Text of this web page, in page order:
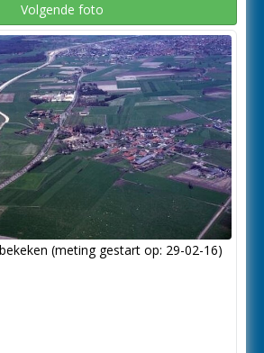
Volgende foto
(meting gestart op: 29-02-16)